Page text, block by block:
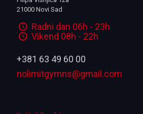
21000 Novi Sad
Radni dan 06h - 23h
Vikend 08h - 22h
+381 63 49 60 00
nolimitgymns@gmail.com